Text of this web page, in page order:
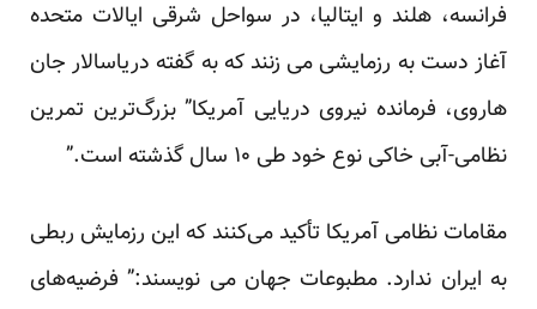
فرانسه، هلند و ایتالیا، در سواحل شرقی ایالات متحده
آغاز دست به رزمایشی می زنند که به گفته دریاسالار جان
هاروی، فرمانده نیروی دریایی آمریکا” بزرگ‌ترین تمرین
نظامی-آبی خاکی نوع خود طی ۱۰ سال گذشته است.”
مقامات نظامی آمریکا تأکید می‌کنند که این رزمایش ربطی
به ایران ندارد. مطبوعات جهان می نویسند:” فرضیه‌های